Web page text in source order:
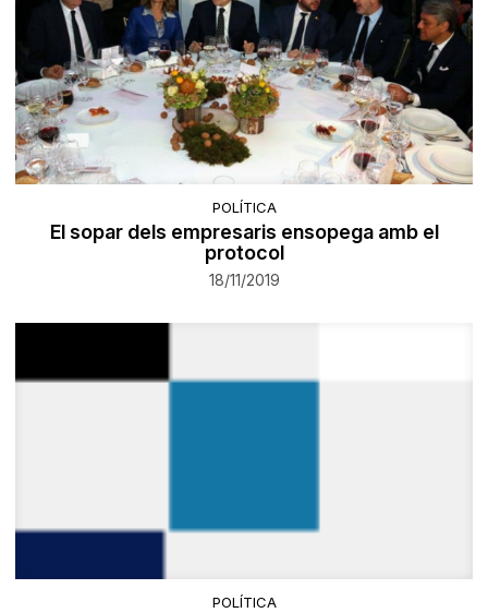
POLÍTICA
El sopar dels empresaris ensopega amb el
protocol
18/11/2019
POLÍTICA